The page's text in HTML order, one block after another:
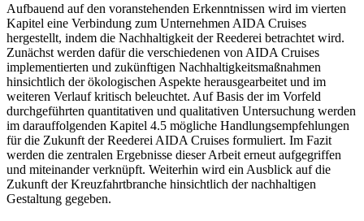
Aufbauend auf den voranstehenden Erkenntnissen wird im vierten
Kapitel eine Verbindung zum Unternehmen AIDA Cruises
hergestellt, indem die Nachhaltigkeit der Reederei betrachtet wird.
Zunächst werden dafür die verschiedenen von AIDA Cruises
implementierten und zukünftigen Nachhaltigkeitsmaßnahmen
hinsichtlich der ökologischen Aspekte herausgearbeitet und im
weiteren Verlauf kritisch beleuchtet. Auf Basis der im Vorfeld
durchgeführten quantitativen und qualitativen Untersuchung werden
im darauffolgenden Kapitel 4.5 mögliche Handlungsempfehlungen
für die Zukunft der Reederei AIDA Cruises formuliert. Im Fazit
werden die zentralen Ergebnisse dieser Arbeit erneut aufgegriffen
und miteinander verknüpft. Weiterhin wird ein Ausblick auf die
Zukunft der Kreuzfahrtbranche hinsichtlich der nachhaltigen
Gestaltung gegeben.